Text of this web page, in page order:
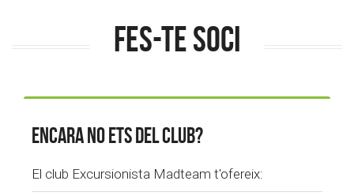
Fes-te soci
Encara no ets del club?
El club Excursionista Madteam t'ofereix: